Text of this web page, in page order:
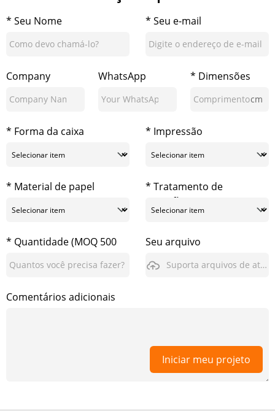
* Seu Nome * Seu e-mail
Company WhatsApp * Dimensões
cm
* Forma da caixa * Impressão
* Material de papel
* Tratamento de
superfície
* Quantidade (MOQ 500
Seu arquivo
Suporta arquivos de até 3GB
Comentários adicionais
Iniciar meu projeto